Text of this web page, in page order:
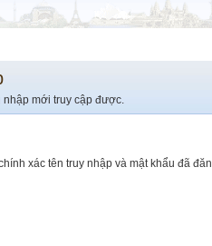
nhập mới truy cập được.
xác tên truy nhập và mật khẩu đã